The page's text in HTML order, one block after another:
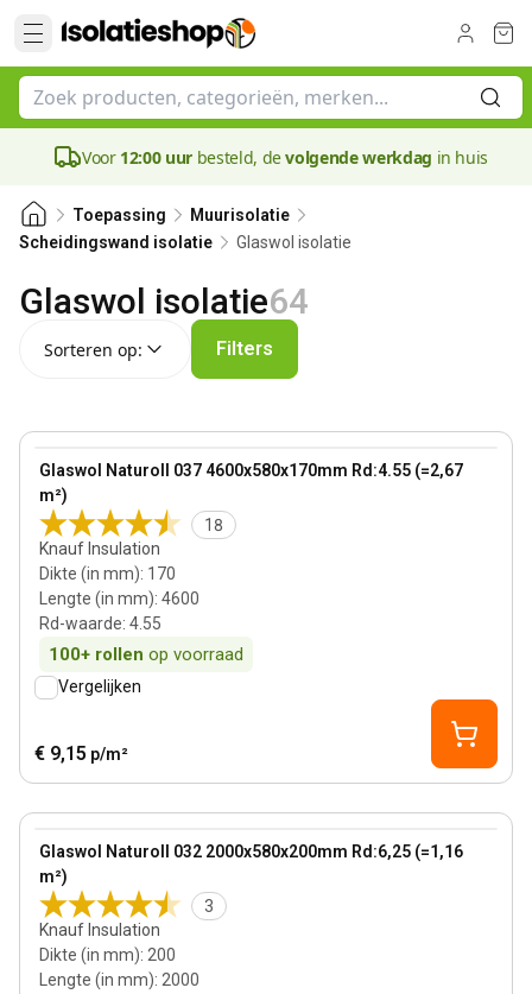
Voor 12:00 uur besteld, devolgende werkdag in huis
Toepassing
Muurisolatie
Scheidingswand isolatie
Glaswol isolatie
Glaswol isolatie64
Sorteren op: Filters
Bestseller
Glaswol Naturoll 037 4600x580x170mm Rd:4.55 (=2,67
m²)
18
Knauf Insulation
Dikte (in mm): 170
Lengte (in mm): 4600
Rd-waarde: 4.55
100+ rollen op voorraad
View product
Vergelijken
€ 9,15 p/m²
Glaswol Naturoll 032 2000x580x200mm Rd:6,25 (=1,16
m²)
3
Knauf Insulation
Dikte (in mm): 200
Lengte (in mm): 2000
View product